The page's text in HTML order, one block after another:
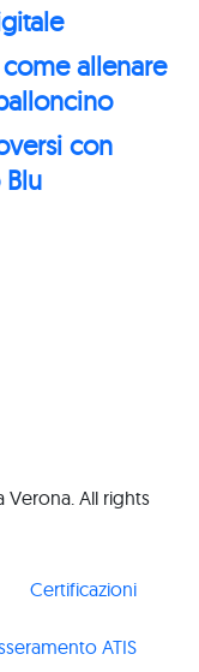
allenare
con
Verona. All rights
Certificazioni
ATIS